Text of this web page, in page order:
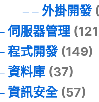
外掛開發
伺服器管理
程式開發(149)
資料庫(37)
資訊安全(57)